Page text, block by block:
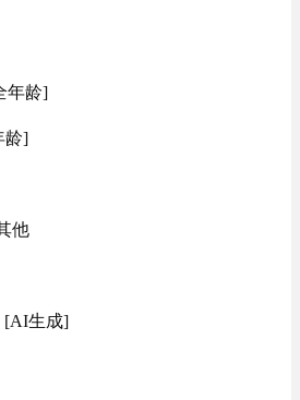
年龄]
龄]
他
[AI生成]